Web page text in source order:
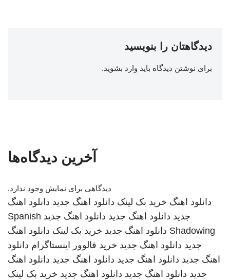
دیدگاهتان را بنویسید
برای نوشتن دیدگاه باید وارد بشوید.
آخرین دیدگاه‌ها
دیدگاهی برای نمایش وجود ندارد.
دانلود اهنگ خرید بک لینک دانلود اهنگ جدید دانلود اهنگ
جدید دانلود اهنگ جدید دانلود اهنگ جدید Spanish
Shadowing دانلود اهنگ جدید خرید بک لینک دانلود اهنگ
جدید دانلود اهنگ جدید خرید فالوور اینستاگرام دانلود
اهنگ جدید دانلود اهنگ جدید دانلود اهنگ جدید دانلود اهنگ
جدید دانلود اهنگ جدید دانلود اهنگ جدید خرید بک لینک